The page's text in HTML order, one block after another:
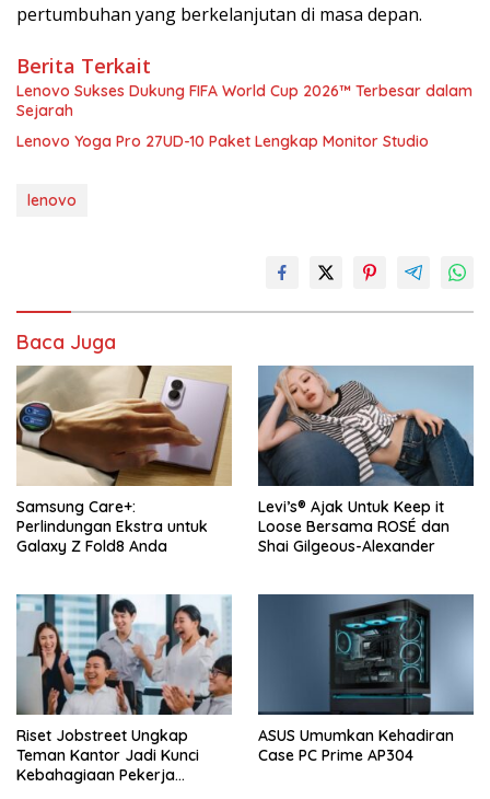
pertumbuhan yang berkelanjutan di masa depan.
Berita Terkait
Lenovo Sukses Dukung FIFA World Cup 2026™ Terbesar dalam
Sejarah
Lenovo Yoga Pro 27UD-10 Paket Lengkap Monitor Studio
lenovo
Baca Juga
Samsung Care+:
Perlindungan Ekstra untuk
Galaxy Z Fold8 Anda
Levi’s® Ajak Untuk Keep it
Loose Bersama ROSÉ dan
Shai Gilgeous-Alexander
Riset Jobstreet Ungkap
Teman Kantor Jadi Kunci
Kebahagiaan Pekerja
ASUS Umumkan Kehadiran
Case PC Prime AP304